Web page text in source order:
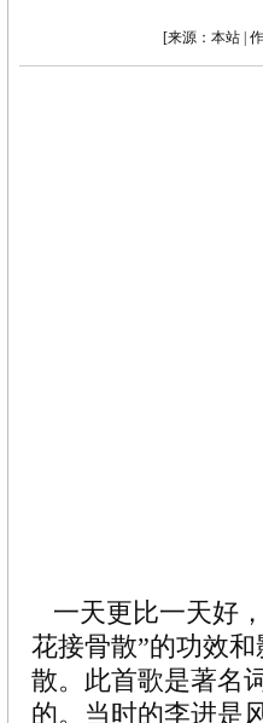
[来源：本站 |
一天更比一天好
花接骨散”的功效
散。此首歌是著名
的。当时的李进是